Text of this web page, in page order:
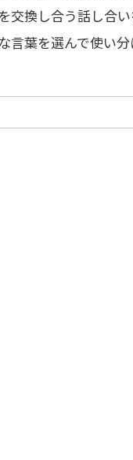
交換し合う話し合
言葉を選んで使い分